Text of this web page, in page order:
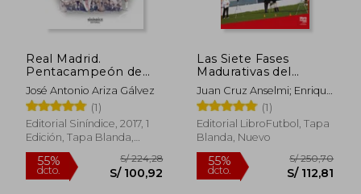
55%
dcto. S/ 90,94
49%
dcto. S/
Real Madrid.
Pentacampeón de
Europa: Reyes del
Viejo Continente.
1955-1958
José Antonio Ariza Gálvez
(1)
Editorial Siníndice, 2017, 1
Edición, Tapa Blanda,
Nuevo
Las Siete Fases
Madurativas del
Futbolista
Juan Cruz Anselmi; Enrique
Borrelli
(1)
Editorial LibroFutbol, Tapa
Blanda, Nuevo